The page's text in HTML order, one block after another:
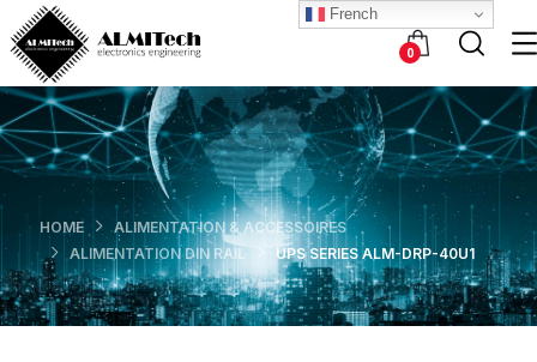
0
HOME
ALIMENTATION & ACCESSOIRES
ALIMENTATION DIN RAIL
UPS SERIES ALM-DRP-40U1
French